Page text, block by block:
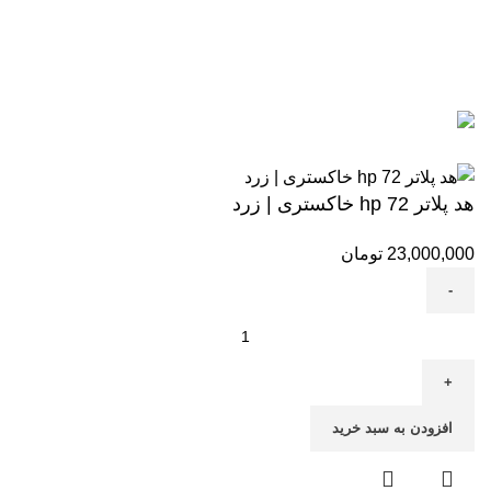
هد پلاتر 72 hp خاکستری | زرد
23,000,000 تومان
افزودن به سبد خرید